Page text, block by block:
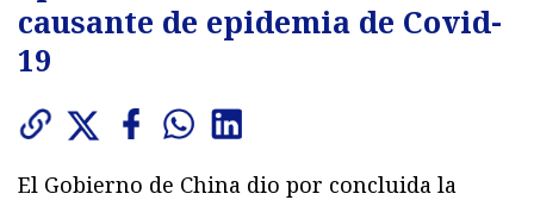
causante de epidemia de Covid-
19
El Gobierno de China dio por concluida la